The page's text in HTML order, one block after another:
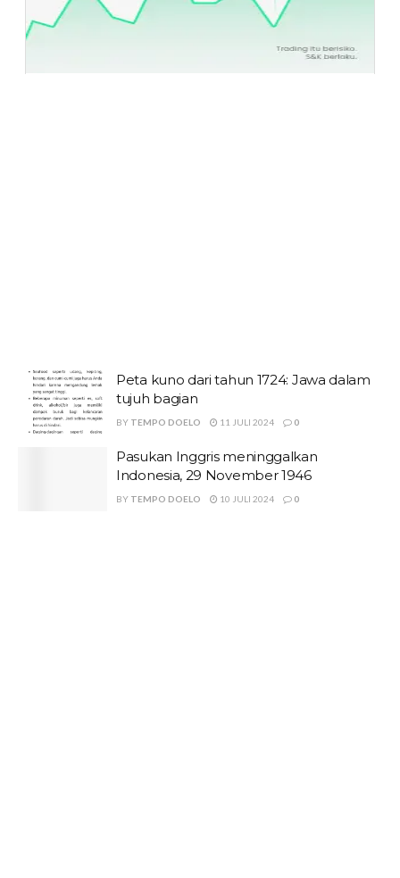
Peta kuno dari tahun 1724: Jawa dalam
tujuh bagian
BY TEMPO DOELO 11 JULI 2024 0
Pasukan Inggris meninggalkan
Indonesia, 29 November 1946
BY TEMPO DOELO 10 JULI 2024 0